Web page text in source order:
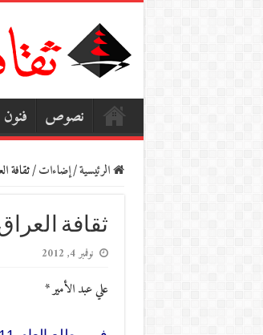
نصوص فنون
الرئيسية/إضاءات/ثقافة
ثقافة
نوفمبر 4, 2012
علي عبد الأمير *